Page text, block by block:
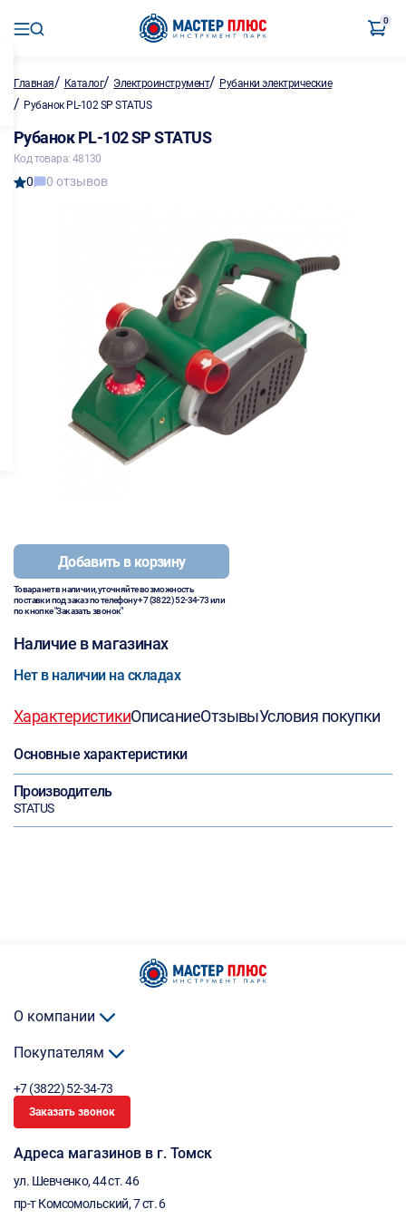
0
Главная/ Каталог/ Электроинструмент/ Рубанки электрические
/ Рубанок PL-102 SP STATUS
Рубанок PL-102 SP STATUS
Код товара: 48130
0 0 отзывов
Добавить в корзину
Товара нет в наличии, уточняйте возможность
поставки под заказ по телефону+7 (3822) 52-34-73или
по кнопке "Заказать звонок"
Наличие в магазинах
Нет в наличии на складах
ХарактеристикиОписаниеОтзывыУсловия покупки
Основные характеристики
Производитель
STATUS
О компании
Покупателям
+7 (3822) 52-34-73
Заказать звонок
Адреса магазинов в г. Томск
ул. Шевченко, 44 ст. 46
пр-т Комсомольский, 7 ст. 6